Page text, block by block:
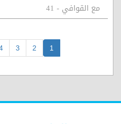
مع القوافي - 41
1
2
3